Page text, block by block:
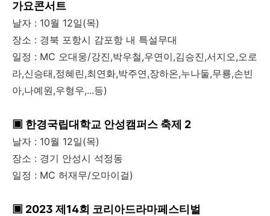
가요콘서트
날자 : 10월 12일(목)
장소 : 경북 포항시 감포항 내 특설무대
일정 : MC 오대웅/강진,박우철,우연이,김승진,서지오,오로
라,신승태,정혜린,최연화,박주연,장하온,누나둘,무룡,손빈
아,나예원,우형우,...등)
▣ 한경국립대학교 안성캠퍼스 축제 2
날자 : 10월 12일(목)
장소 : 경기 안성시 석정동
일정 : MC 허재무/오마이걸)
▣ 2023 제14회 코리아드라마페스티벌